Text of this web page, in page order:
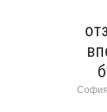
София